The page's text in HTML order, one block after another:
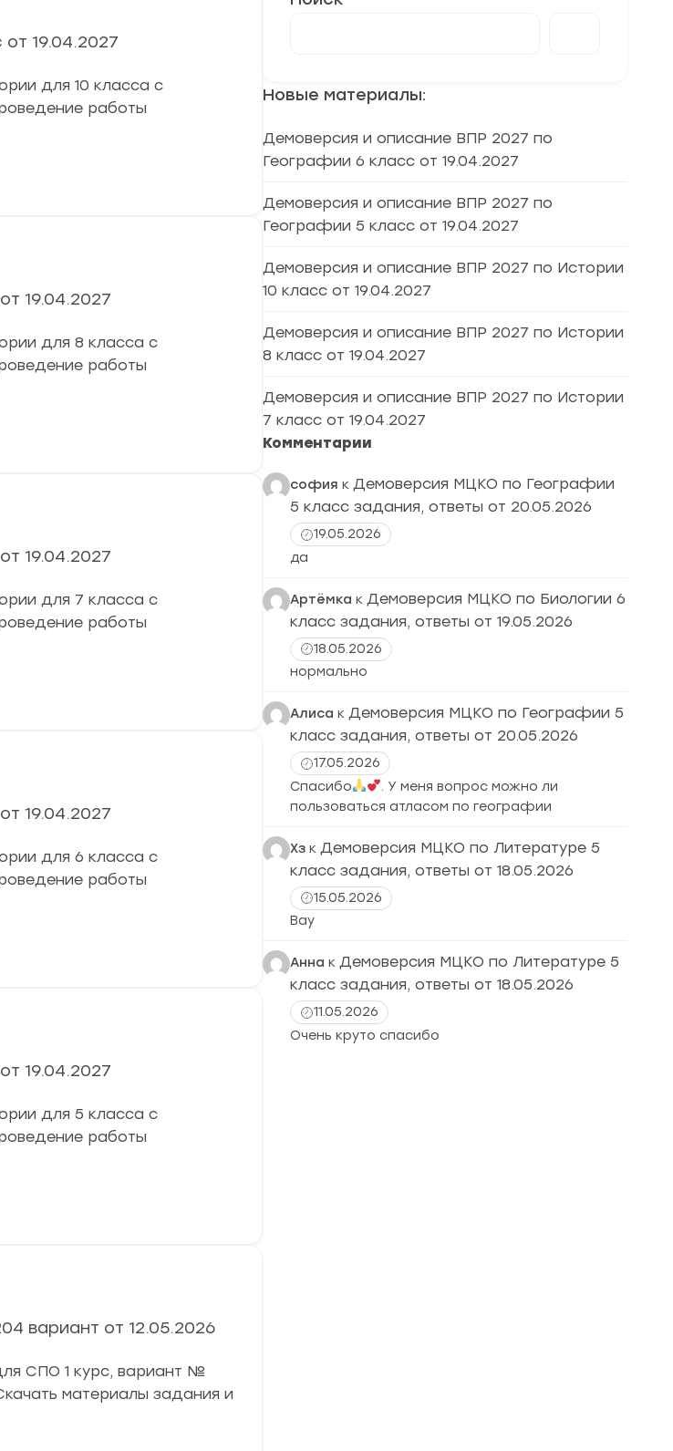
19.04.2027
для 10 класса с
работы
19.04.2027
для 8 класса с
работы
19.04.2027
для 7 класса с
работы
19.04.2027
для 6 класса с
работы
19.04.2027
для 5 класса с
работы
вариант от 12.05.2026
СПО 1 курс, вариант №
материалы задания и
Новые материалы:
Демоверсия и описание ВПР 2027 по
Географии 6 класс от 19.04.2027
Демоверсия и описание ВПР 2027 по
Географии 5 класс от 19.04.2027
Демоверсия и описание ВПР 2027 по Истории
10 класс от 19.04.2027
Демоверсия и описание ВПР 2027 по Истории
8 класс от 19.04.2027
Демоверсия и описание ВПР 2027 по Истории
7 класс от 19.04.2027
Комментарии
софия к Демоверсия МЦКО по Географии
5 класс задания, ответы от 20.05.2026
19.05.2026
да
Артёмка к Демоверсия МЦКО по Биологии 6
класс задания, ответы от 19.05.2026
18.05.2026
нормально
Алиса к Демоверсия МЦКО по Географии 5
класс задания, ответы от 20.05.2026
17.05.2026
Спасибо
. У меня вопрос можно ли
пользоваться атласом по географии
Хз к Демоверсия МЦКО по Литературе 5
класс задания, ответы от 18.05.2026
15.05.2026
Вау
Анна к Демоверсия МЦКО по Литературе 5
класс задания, ответы от 18.05.2026
11.05.2026
Очень круто спасибо